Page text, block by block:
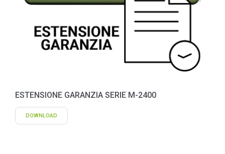
ESTENSIONE GARANZIA SERIE M-2400
DOWNLOAD